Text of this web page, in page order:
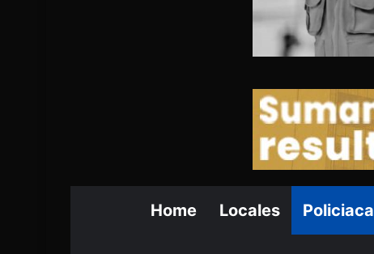
Home Locales Policiaca